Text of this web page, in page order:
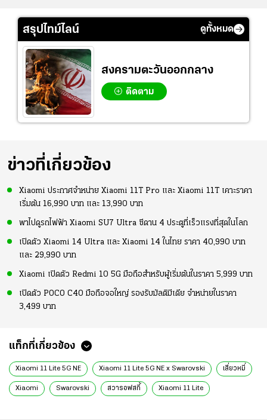
สรุปไทม์ไลน์ ดูทั้งหมด
สงครามตะวันออกกลาง
ติดตาม
ข่าวที่เกี่ยวข้อง
Xiaomi ประกาศจำหน่าย Xiaomi 11T Pro และ Xiaomi 11T เคาะราคา
เริ่มต้น 16,990 บาท และ 13,990 บาท
พาไปดูรถไฟฟ้า Xiaomi SU7 Ultra ซีดาน 4 ประตูที่เร็วแรงที่สุดในโลก
เปิดตัว Xiaomi 14 Ultra และ Xiaomi 14 ในไทย ราคา 40,990 บาท
และ 29,990 บาท
Xiaomi เปิดตัว Redmi 10 5G มือถือสำหรับผู้เริ่มต้นในราคา 5,999 บาท
เปิดตัว POCO C40 มือถือจอใหญ่ รองรับมัลติมีเดีย จำหน่ายในราคา
3,499 บาท
แท็กที่เกี่ยวข้อง
Xiaomi 11 Lite 5G NE Xiaomi 11 Lite 5G NE x Swarovski เสี่ยวหมี่
Xiaomi Swarovski สวารอฟสกี้ Xiaomi 11 Lite